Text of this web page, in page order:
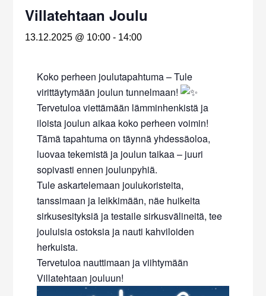
Villatehtaan Joulu
13.12.2025 @ 10:00 - 14:00
Koko perheen joulutapahtuma – Tule
virittäytymään joulun tunnelmaan!
Tervetuloa viettämään lämminhenkistä ja
iloista joulun aikaa koko perheen voimin!
Tämä tapahtuma on täynnä yhdessäoloa,
luovaa tekemistä ja joulun taikaa – juuri
sopivasti ennen joulunpyhiä.
Tule askartelemaan joulukoristeita,
tanssimaan ja leikkimään, näe huikeita
sirkusesityksiä ja testaile sirkusvälineitä, tee
jouluisia ostoksia ja nauti kahviloiden
herkuista.
Tervetuloa nauttimaan ja viihtymään
Villatehtaan jouluun!